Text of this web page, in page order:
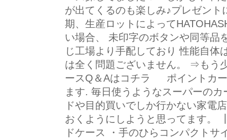
が出てくるのも楽しみ♪プレゼン
期、生産ロットによって
い場合、 未印字のボタンや同等品
じ工場より手配しており 性能自体
は全く問題ございません。 ⇒も
ースQ＆Aはコチラ ポイントカー
ます. 毎日使うようなスーパーの
ドや目的買いでしか行かない家電
おくようにしようと思ってます。
ドケース ・手のひらコンパクト